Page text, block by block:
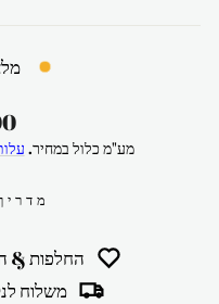
מע"מ כלול במחיר.
החלפות &
משלוח